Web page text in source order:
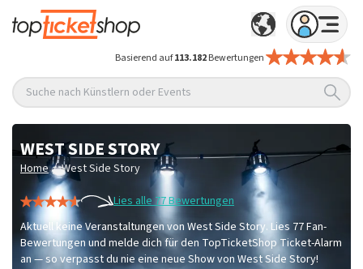
Basierend auf113.182Bewertungen
Suche nach Künstlern oder Events
WEST SIDE STORY
Home / West Side Story
Lies alle 77 Bewertungen
Aktuell keine Veranstaltungen von West Side Story. Lies 77 Fan-
Bewertungen und melde dich für den TopTicketShop Ticket-Alarm
an — so verpasst du nie eine neue Show von West Side Story!